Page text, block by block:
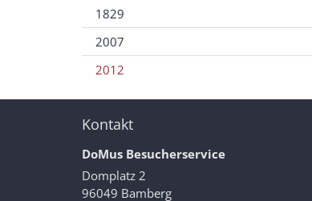
1829
2007
2012
Kontakt
DoMus Besucherservice
Domplatz 2
96049 Bamberg